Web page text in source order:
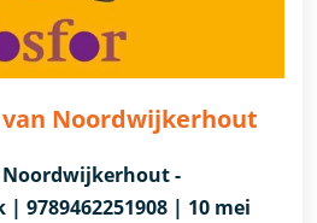
Noordwijkerhout
-
9789462251908 | 10 mei